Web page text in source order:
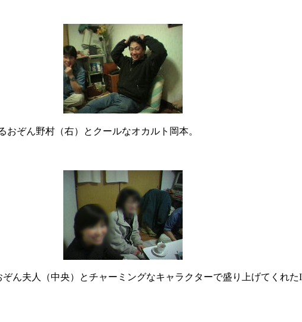
おぞん野村（右）とクールなオカルト岡本。
ん夫人（中央）とチャーミングなキャラクターで盛り上げてくれた